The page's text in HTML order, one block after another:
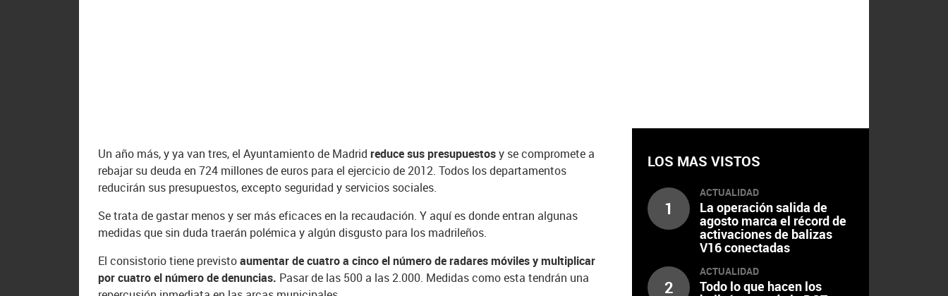
Un año más, y ya van tres, el Ayuntamiento de Madridreduce sus presupuestosy se compromete a
rebajar su deuda en 724 millones de euros para el ejercicio de 2012. Todos los departamentos
reducirán sus presupuestos, excepto seguridad y servicios sociales.
Se trata de gastar menos y ser más eficaces en la recaudación. Y aquí es donde entran algunas
medidas que sin duda traerán polémica y algún disgusto para los madrileños.
El consistorio tiene previstoaumentar de cuatro a cinco el número de radares móviles y multiplicar
por cuatro el número de denuncias. Pasar de las 500 a las 2.000. Medidas como esta tendrán una
LOS MAS VISTOS
1
ACTUALIDAD
La operación salida de
agosto marca el récord de
activaciones de balizas
V16 conectadas
2
ACTUALIDAD
Todo lo que hacen los